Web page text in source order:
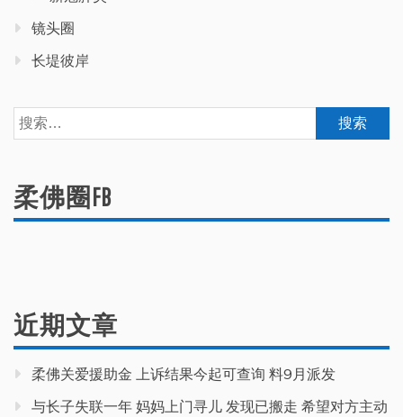
镜头圈
长堤彼岸
搜
索：
柔佛圈FB
近期文章
柔佛关爱援助金 上诉结果今起可查询 料9月派发
与长子失联一年 妈妈上门寻儿 发现已搬走 希望对方主动